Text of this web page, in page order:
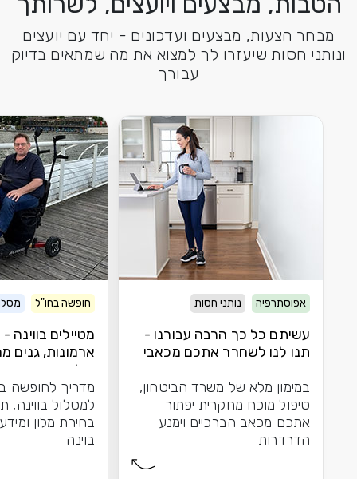
מבחר הצעות, מבצעים ועדכונים - יחד עם יועצים
ונותני חסות שיעזרו לך למצוא את מה שמתאים בדיוק
עבורך
אפוסתרפיה נותני חסות
עשיתם כל כך הרבה עבורנו -
תנו לנו לשחרר אתכם מכאבי
במימון מלא של משרד הביטחון,
טיפול מוכח מחקרית יפתור
אתכם מכאב הברכיים וימנע
הדרדרות
חופשה בחו"ל
מטיילים בווינה
ארמונות, גנים
וקלאסיקה
מדריך לחופשה
למסלול בווינה,
בחירת מלון
בוינה